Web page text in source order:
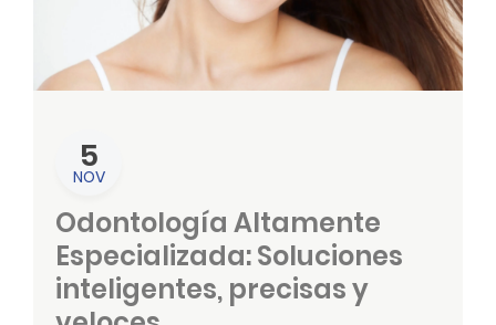
5
NOV
Odontología Altamente
Especializada: Soluciones
inteligentes, precisas y